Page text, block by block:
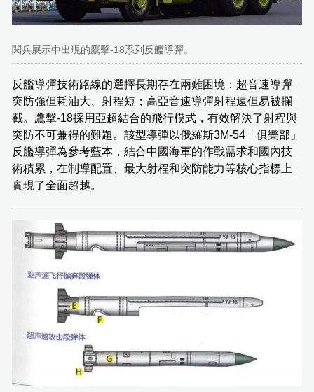
閱兵展示中出現的鷹擊-18系列反艦導彈。
反艦導彈技術路線的選擇長期存在兩難困境：超音速導彈
突防強但耗油大、射程短；高亞音速導彈射程遠但易被攔
截。鷹擊-18採用亞超結合的飛行模式，有效解決了射程與
突防不可兼得的難題。該型導彈以俄羅斯3M-54「俱樂部」
反艦導彈為參考藍本，結合中國海軍的作戰需求和國內技
術積累，在制導配置、最大射程和突防能力等核心指標上
實現了全面超越。